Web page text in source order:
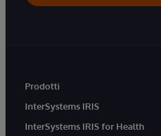
Prodotti
InterSystems IRIS
InterSystems IRIS for Health